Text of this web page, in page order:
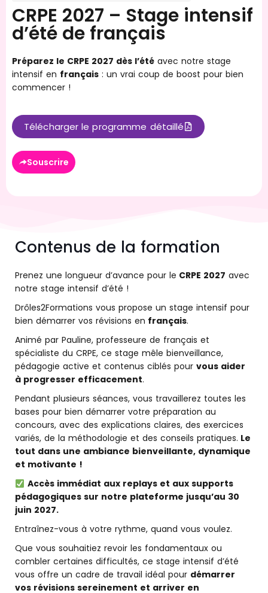
CRPE 2027 – Stage intensif
d’été de français
Préparez le CRPE 2027 dès l’été avec notre stage
intensif en français : un vrai coup de boost pour bien
commencer !
Télécharger le programme détaillé
Souscrire
Contenus de la formation
Prenez une longueur d’avance pour le CRPE 2027 avec
notre stage intensif d’été !
Drôles2Formations vous propose un stage intensif pour
bien démarrer vos révisions en français.
Animé par Pauline, professeure de français et
spécialiste du CRPE, ce stage mêle bienveillance,
pédagogie active et contenus ciblés pour vous aider
à progresser efficacement.
Pendant plusieurs séances, vous travaillerez toutes les
bases pour bien démarrer votre préparation au
concours, avec des explications claires, des exercices
variés, de la méthodologie et des conseils pratiques. Le
tout dans une ambiance bienveillante, dynamique
et motivante !
Accès immédiat aux replays et aux supports
pédagogiques sur notre plateforme jusqu’au 30
juin 2027.
Entraînez-vous à votre rythme, quand vous voulez.
Que vous souhaitiez revoir les fondamentaux ou
combler certaines difficultés, ce stage intensif d’été
vous offre un cadre de travail idéal pour démarrer
vos révisions sereinement et arriver en